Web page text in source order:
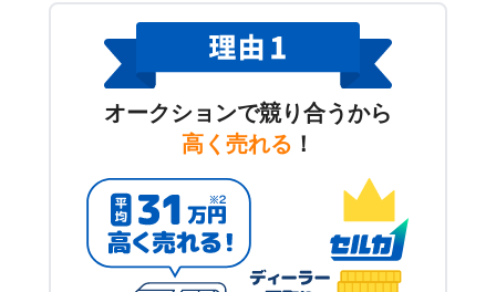
オークションで競り合うから
高く売れる ！